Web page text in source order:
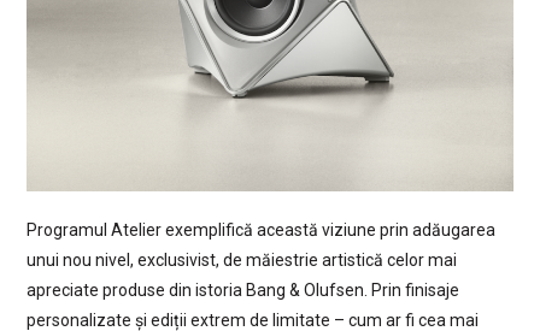
Programul Atelier exemplifică această viziune prin adăugarea
unui nou nivel, exclusivist, de măiestrie artistică celor mai
apreciate produse din istoria Bang & Olufsen. Prin finisaje
personalizate și ediții extrem de limitate – cum ar fi cea mai